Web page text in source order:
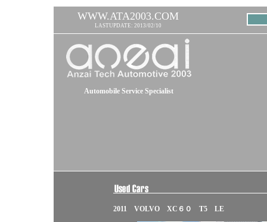
WWW.ATA2003.COM
LASTUPDATE: 2013/02/10
Automobile Service Specialist
2011 VOLVO XC６０ T5 LE